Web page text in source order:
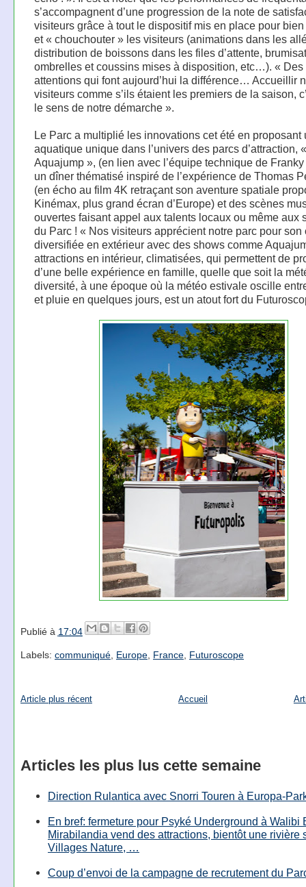
s’accompagnent d’une progression de la note de
visiteurs grâce à tout le dispositif mis en place pour
et « chouchouter » les visiteurs (animations dans les
distribution de boissons dans les files d’attente,
ombrelles et coussins mises à disposition, etc…). « Des
attentions qui font aujourd’hui la différence… Accueillir
visiteurs comme s’ils étaient les premiers de la saison,
le sens de notre démarche ».
Le Parc a multiplié les innovations cet été en proposant
aquatique unique dans l’univers des parcs d’attraction, «
Aquajump », (en lien avec l’équipe technique de
un dîner thématisé inspiré de l’expérience de Thomas
(en écho au film 4K retraçant son aventure spatiale
Kinémax, plus grand écran d’Europe) et des scènes
ouvertes faisant appel aux talents locaux ou même aux
du Parc ! « Nos visiteurs apprécient notre parc pour son
diversifiée en extérieur avec des shows comme
attractions en intérieur, climatisées, qui permettent de
d’une belle expérience en famille, quelle que soit la
diversité, à une époque où la météo estivale oscille
et pluie en quelques jours, est un atout fort du
Publié à 17:04
Labels: communiqué, Europe, France, Futuroscope
Article plus récent Accueil
Articles les plus lus cette semaine
Direction Rulantica avec Snorri Touren à Europa-
En bref: fermeture pour Psyké Underground à Walibi
Mirabilandia vend des attractions, bientôt une rivière
Villages Nature, …
Coup d’envoi de la campagne de recrutement du